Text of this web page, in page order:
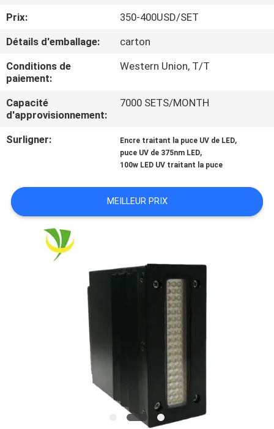
D'USINE
CONTRÔLE
DE
QUALITÉ
CONTACTEZ-
NOUVELLES
DEMANDEZ
Prix:
350-400USD/SET
Détails d'emballage:
carton
Conditions de
paiement:
Western Union, T/T
Capacité
d'approvisionnement:
7000 SETS/MONTH
Surligner: Encre traitant la puce UV de LED,
puce UV de 375nm LED,
100w LED UV traitant la puce
MEILLEUR PRIX